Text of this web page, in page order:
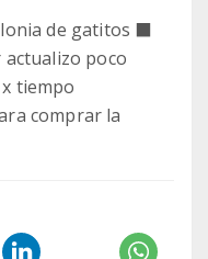
de gatitos ‍⬛
poco
tiempo
comprar la